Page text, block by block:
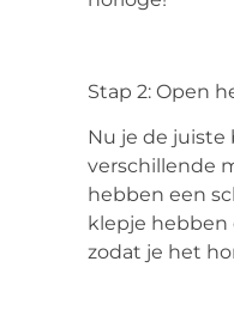
Stap 2: Open
Nu je de
verschillende
hebben een
klepje
zodat je het